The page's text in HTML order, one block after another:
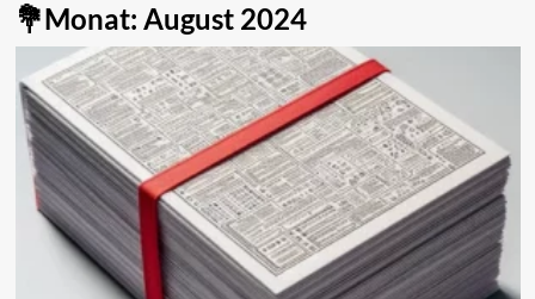
Monat: August 2024